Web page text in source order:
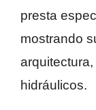
presta
mostrando
hidráulicos.